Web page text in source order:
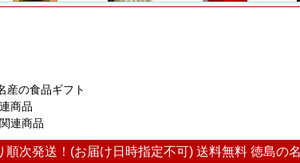
産の食品ギフト
商品
連商品
次発送！(お届け日時指定不可) 送料無料 徳島の